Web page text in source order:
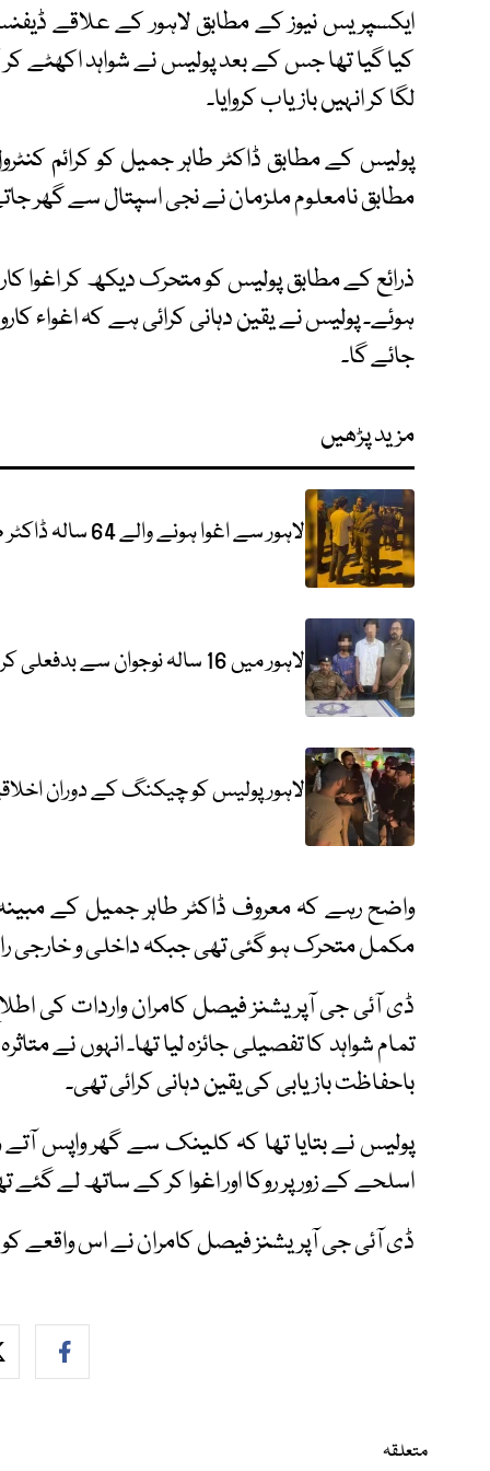
کیا گیا تھا جس کے بعد پولیس نے شواہد اکھٹے
لگا کر انہیں بازیاب کروایا۔
پولیس کے مطابق ڈاکٹر طاہر جمیل کو کرائم
مطابق نامعلوم ملزمان نے نجی اسپتال سے گھر
ذرائع کے مطابق پولیس کو متحرک دیکھ کر اغوا
ہوئے۔ پولیس نے یقین دہانی کرائی ہے کہ اغواء
جائے گا۔
مزید پڑھیں
لاہور سے اغوا ہونے والے 64 سالہ ڈاکٹر طاہر جمیل قصور سے بازیاب
لاہور میں 16 سالہ نوجوان سے بدفعلی کرنے والے 2 ملزمان گرفتار
لاہور پولیس کو چیکنگ کے دوران
واضح رہے کہ معروف ڈاکٹر طاہر جمیل کے
مکمل متحرک ہو گئی تھی جبکہ داخلی و خارجی
ڈی آئی جی آپریشنز فیصل کامران واردات کی
تمام شواہد کا تفصیلی جائزہ لیا تھا۔ انہوں نے
باحفاظت بازیابی کی یقین دہانی کرائی تھی۔
پولیس نے بتایا تھا کہ کلینک سے گھر واپس آتے
اسلحے کے زور پر روکا اور اغوا کر کے ساتھ لے گئے
ڈی آئی جی آپریشنز فیصل کامران نے اس واقعے کو
متعلقہ